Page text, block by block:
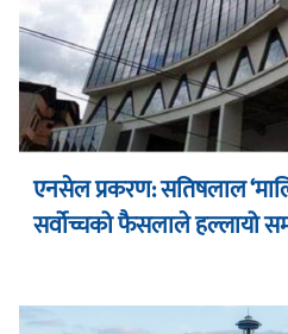
एनसेल प्रकरण: सतिषलाल
सर्वोच्चको फैसलाले हल्लायो